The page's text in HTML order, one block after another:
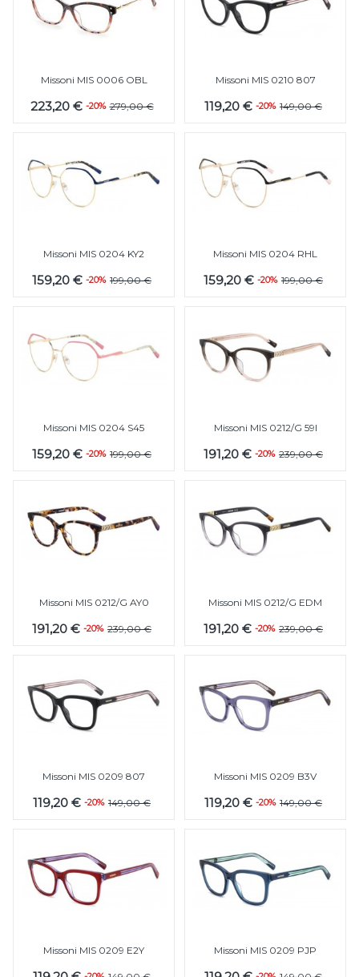
Missoni MIS 0006 OBL
223,20 € -20% 279,00 €
Missoni MIS 0210 807
119,20 € -20% 149,00 €
Missoni MIS 0204 KY2
159,20 € -20% 199,00 €
Missoni MIS 0204 RHL
159,20 € -20% 199,00 €
Missoni MIS 0204 S45
159,20 € -20% 199,00 €
Missoni MIS 0212/G 59I
191,20 € -20% 239,00 €
Missoni MIS 0212/G AY0
191,20 € -20% 239,00 €
Missoni MIS 0212/G EDM
191,20 € -20% 239,00 €
Missoni MIS 0209 807
119,20 € -20% 149,00 €
Missoni MIS 0209 B3V
119,20 € -20% 149,00 €
Missoni MIS 0209 E2Y Missoni MIS 0209 PJP